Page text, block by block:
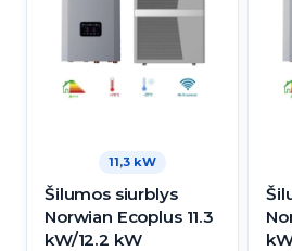
11,3 kW
Šilumos siurblys
Norwian Ecoplus 11.3
kW/12.2 kW